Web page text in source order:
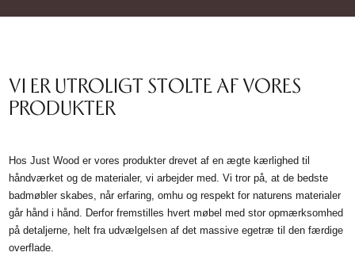
VI ER UTROLIGT STOLTE AF VORES
PRODUKTER
Hos Just Wood er vores produkter drevet af en ægte kærlighed til
håndværket og de materialer, vi arbejder med. Vi tror på, at de bedste
badmøbler skabes, når erfaring, omhu og respekt for naturens materialer
går hånd i hånd. Derfor fremstilles hvert møbel med stor opmærksomhed
på detaljerne, helt fra udvælgelsen af det massive egetræ til den færdige
overflade.